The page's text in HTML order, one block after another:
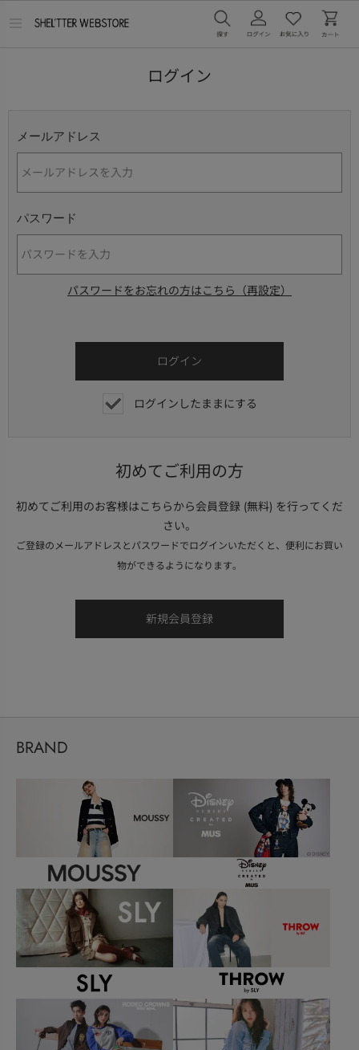
ログイン
メールアドレス
パスワード
パスワードをお忘れの方はこちら（再設定）
ログインしたままにする
初めてご利用の方
初めてご利用のお客様はこちらから会員登録 (無料) を行ってくだ
さい。
ご登録のメールアドレスとパスワードでログインいただくと、便利にお買い
物ができるようになります。
BRAND